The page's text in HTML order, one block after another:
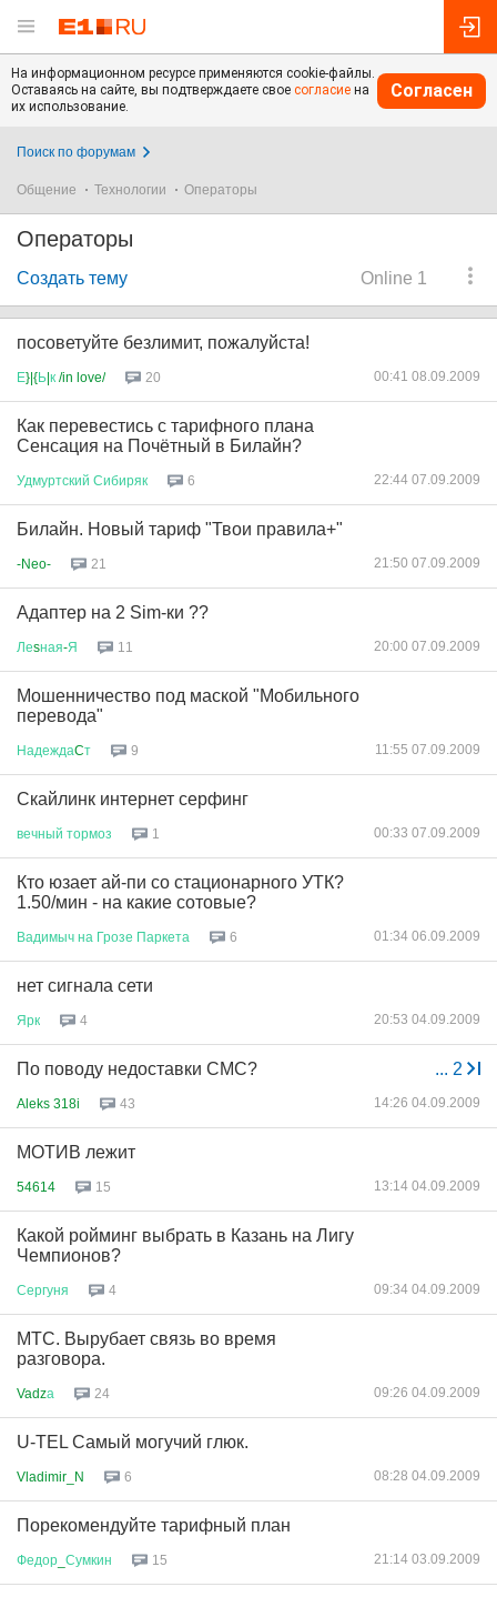
На информационном ресурсе применяются cookie-файлы.
Оставаясь на сайте, вы подтверждаете свое согласие на
их использование.
Согласен
Поиск по форумам
Общение Технологии Операторы
Операторы
Online 1
Создать тему
посоветуйте безлимит, пожалуйста!
Е}|{Ь|к /in love/ 20 00:41 08.09.2009
Как перевестись с тарифного плана
Сенсация на Почётный в Билайн?
Удмуртский Сибиряк 6 22:44 07.09.2009
Билайн. Новый тариф "Твои правила+"
-Neo- 21 21:50 07.09.2009
Адаптер на 2 Sim-ки ??
Леsная-Я 11 20:00 07.09.2009
Мошенничество под маской "Мобильного
перевода"
НадеждаCт 9 11:55 07.09.2009
Скайлинк интернет серфинг
вечный тормоз 1 00:33 07.09.2009
Кто юзает ай-пи со стационарного УТК?
1.50/мин - на какие сотовые?
Вадимыч на Грозе Паркета 6 01:34 06.09.2009
нет сигнала сети
Ярк 4 20:53 04.09.2009
... 2
По поводу недоставки СМС?
Aleks 318i 43 14:26 04.09.2009
МОТИВ лежит
54614 15 13:14 04.09.2009
Какой ройминг выбрать в Казань на Лигу
Чемпионов?
Сергуня 4 09:34 04.09.2009
МТС. Вырубает связь во время
разговора.
Vadzа 24 09:26 04.09.2009
U-TEL Самый могучий глюк.
Vladimir_N 6 08:28 04.09.2009
Порекомендуйте тарифный план
Федор Сумкин 15 21:14 03.09.2009